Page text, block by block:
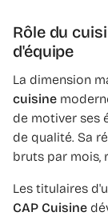
Rôle du
d'équipe
La dimension
cuisine
de motiver ses
de qualité. Sa
bruts par mois,
Les titulaires
CAP Cuisine